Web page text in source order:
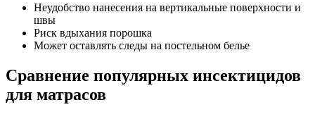
Неудобство нанесения на вертикальные поверхности и
швы
Риск вдыхания порошка
Может оставлять следы на постельном белье
Сравнение популярных инсектицидов
для матрасов